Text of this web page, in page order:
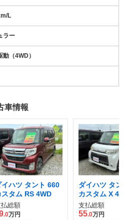
L
ラー
動（4WD）
車情報
イハツ タント 660
スタム RS 4WD
総額
.0万円
ダイハツ タ
カスタム X
支払総額
55.0万円